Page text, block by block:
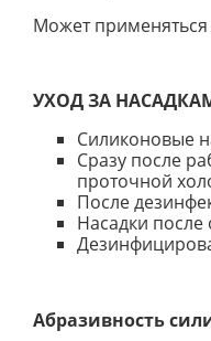
Может применяться
УХОД ЗА
Силиконовые
Сразу после
проточной
После
Насадки
Абразивность